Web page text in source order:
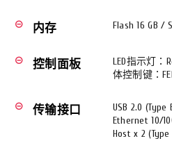
remove_circle_outline 内存 Flash 16 GB /
remove_circle_outline 控制面板
LED指示灯：
体控制键：
remove_circle_outline 传输接口
USB 2.0 (Type
Ethernet 10/
Host x 2 (Type